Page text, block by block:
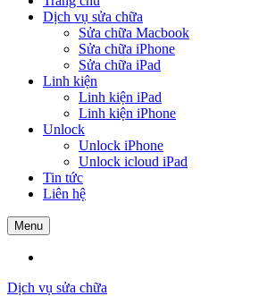
Dịch vụ sửa chữa
Sửa chữa Macbook
Sửa chữa iPhone
Sửa chữa iPad
Linh kiện
Linh kiện iPad
Linh kiện iPhone
Unlock
Unlock iPhone
Unlock icloud iPad
Tin tức
Liên hệ
Menu
Dịch vụ sửa chữa